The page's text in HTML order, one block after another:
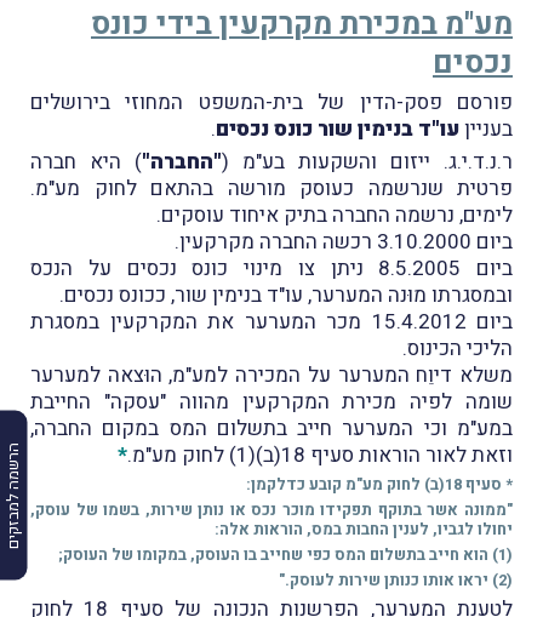
הרשמה למבזקים
מע"מ במכירת מקרקעין בידי כונס
נכסים
פורסם פסק-הדין של בית-המשפט המחוזי בירושלים
בענייןעו"ד בנימין שור כונס נכסים.
ר.נ.ד.י.ג. ייזום והשקעות בע"מ ("החברה") היא חברה
פרטית שנרשמה כעוסק מורשה בהתאם לחוק מע"מ.
לימים, נרשמה החברה בתיק איחוד עוסקים.
ביום 3.10.2000 רכשה החברה מקרקעין.
ביום 8.5.2005 ניתן צו מינוי כונס נכסים על הנכס
ובמסגרתו מוּנה המערער, עו"ד בנימין שור, ככונס נכסים.
ביום 15.4.2012 מכר המערער את המקרקעין במסגרת
הליכי הכינוס.
משלא דיוֵח המערער על המכירה למע"מ, הוּצאה למערער
שומה לפיה מכירת המקרקעין מהווה "עסקה" החייבת
במע"מ וכי המערער חייב בתשלום המס במקום החברה,
וזאת לאור הוראות סעיף 18(ב)(1) לחוק מע"מ.
*
* סעיף 18(ב) לחוק מע"מ קובע כדלקמן:
"ממונה אשר בתוקף תפקידו מוכר נכס או נותן שירות, בשמו של עוסק,
יחולו לגביו, לענין החבות במס, הוראות אלה:
(1) הוא חייב בתשלום המס כפי שחייב בו העוסק, במקומו של העוסק;
(2) יראו אותו כנותן שירות לעוסק."
לטענת המערער, הפרשנות הנכונה של סעיף 18 לחוק